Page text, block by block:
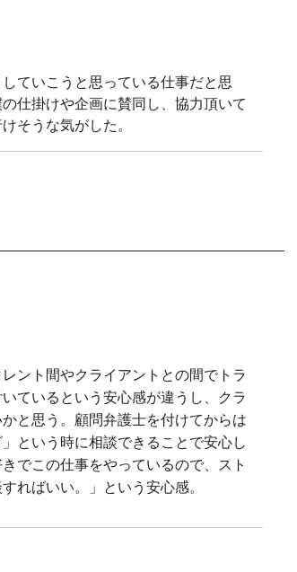
ていこうと思っている仕事だと思
仕掛けや企画に賛同し、協力頂いて
そうな気がした。
ント間やクライアントとの間でトラ
ているという安心感が違うし、クラ
と思う。顧問弁護士を付けてからは
という時に相談できることで安心し
でこの仕事をやっているので、スト
ればいい。」という安心感。